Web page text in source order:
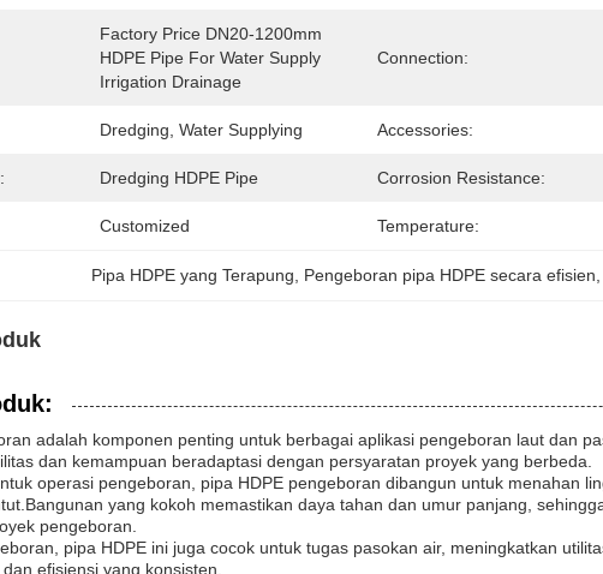
Factory Price DN20-1200mm
HDPE Pipe For Water Supply
Irrigation Drainage
Connection:
Dredging, Water Supplying Accessories:
Dredging HDPE Pipe Corrosion Resistance:
Customized Temperature:
Pipa HDPE yang Terapung Pengeboran pipa HDPE secara efisien
adalah komponen penting untuk berbagai aplikasi pengeboran laut dan
dan kemampuan beradaptasi dengan persyaratan proyek yang berbeda.
operasi pengeboran, pipa HDPE pengeboran dibangun untuk menahan
yang kokoh memastikan daya tahan dan umur panjang,
pengeboran.
pipa HDPE ini juga cocok untuk tugas pasokan air, meningkatkan
efisiensi yang konsisten.